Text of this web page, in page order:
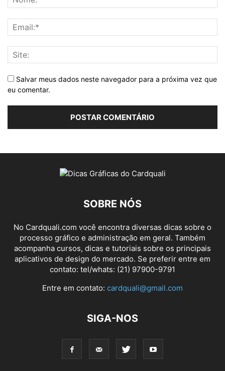
Salvar meus dados neste navegador para a próxima vez que
eu comentar.
SOBRE NÓS
No Cardquali.com você encontra diversas dicas sobre o
processo gráfico e administração em geral. Também
acompanha cursos, dicas e tutoriais sobre os principais
aplicativos de design do mercado. Se preferir entre em
contato: tel/whats: (21) 97900-9791
Entre em contato: cardquali@gmail.com
SIGA-NOS